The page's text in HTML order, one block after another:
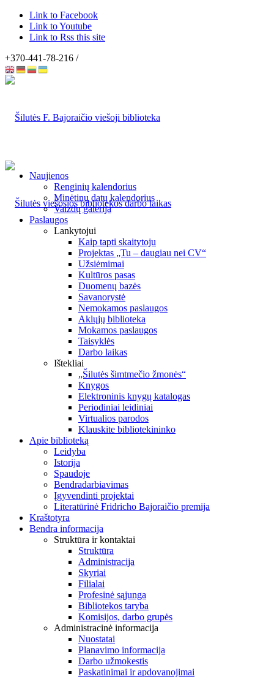
Link to Facebook
Link to Youtube
Link to Rss this site
+370-441-78-216 /
Naujienos
Renginių kalendorius
Minėtinų datų kalendorius
Vaizdų galerija
Paslaugos
Lankytojui
Kaip tapti skaitytoju
Projektas „Tu – daugiau nei CV“
Užsiėmimai
Kultūros pasas
Duomenų bazės
Savanorystė
Nemokamos paslaugos
Aklųjų biblioteka
Mokamos paslaugos
Taisyklės
Darbo laikas
Ištekliai
„Šilutės šimtmečio žmonės“
Knygos
Elektroninis knygų katalogas
Periodiniai leidiniai
Virtualios parodos
Klauskite bibliotekininko
Apie biblioteką
Leidyba
Istorija
Spaudoje
Bendradarbiavimas
Įgyvendinti projektai
Literatūrinė Fridricho Bajoraičio premija
Kraštotyra
Bendra informacija
Struktūra ir kontaktai
Struktūra
Administracija
Skyriai
Filialai
Profesinė sąjunga
Bibliotekos taryba
Komisijos, darbo grupės
Administracinė informacija
Nuostatai
Planavimo informacija
Darbo užmokestis
Paskatinimai ir apdovanojimai